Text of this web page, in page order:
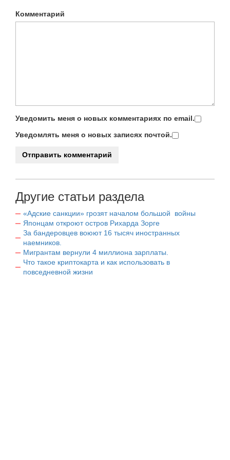
Комментарий
Уведомить меня о новых комментариях по email.
Уведомлять меня о новых записях почтой.
Другие статьи раздела
«Адские санкции» грозят началом большой войны
Японцам откроют остров Рихарда Зорге
За бандеровцев воюют 16 тысяч иностранных
наемников.
Мигрантам вернули 4 миллиона зарплаты.
Что такое криптокарта и как использовать в
повседневной жизни